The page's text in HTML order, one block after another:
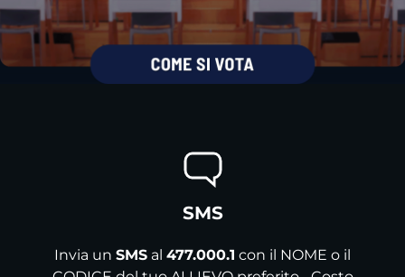
SMS
Invia un SMS al 477.000.1 con il NOME o il